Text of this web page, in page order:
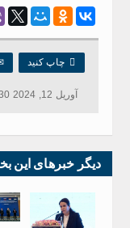
 چاپ کنید
آوریل 12, 2024 14:30, 310 بازدید ها
دیگر خبرهای این